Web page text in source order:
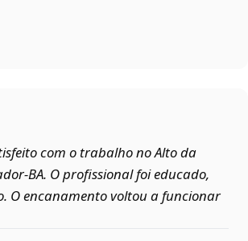
com o trabalho no Alto da
O profissional foi educado,
O encanamento voltou a funcionar